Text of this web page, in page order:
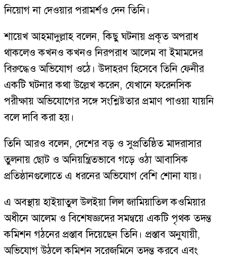
নিয়োগ না দেওয়ার পরামর্শও দেন তিনি।
শায়েখ আহমাদুল্লাহ বলেন, কিছু ঘটনায় প্রকৃত অপরাধ
থাকলেও কখনও কখনও নিরপরাধ আলেম বা ইমামদের
বিরুদ্ধেও অভিযোগ ওঠে। উদাহরণ হিসেবে তিনি ফেনীর
একটি ঘটনার কথা উল্লেখ করেন, যেখানে ফরেনসিক
পরীক্ষায় অভিযোগের সঙ্গে সংশ্লিষ্টতার প্রমাণ পাওয়া যায়নি
বলে দাবি করা হয়।
তিনি আরও বলেন, দেশের বড় ও সুপ্রতিষ্ঠিত মাদরাসার
তুলনায় ছোট ও অনিয়ন্ত্রিতভাবে গড়ে ওঠা আবাসিক
প্রতিষ্ঠানগুলোতে এ ধরনের অভিযোগ বেশি শোনা যায়।
এ অবস্থায় হাইয়াতুল উলইয়া লিল জামিয়াতিল কওমিয়ার
অধীনে আলেম ও বিশেষজ্ঞদের সমন্বয়ে একটি পৃথক তদন্ত
কমিশন গঠনের প্রস্তাব দিয়েছেন তিনি। প্রস্তাব অনুযায়ী,
অভিযোগ উঠলে কমিশন সরেজমিনে তদন্ত করবে এবং